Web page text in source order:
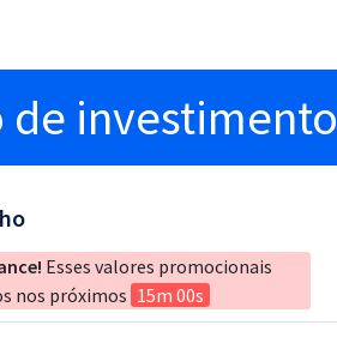
de investimento
Esses valores promocionais
nos próximos 15m 00s